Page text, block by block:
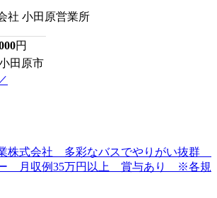
社 小田原営業所
円
田原市